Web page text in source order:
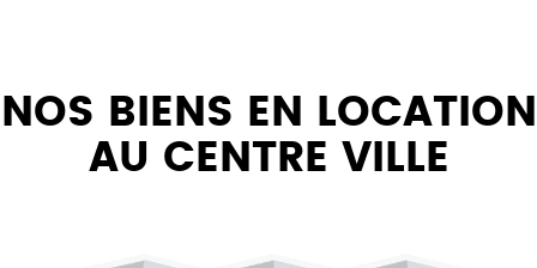
NOS BIENS EN LOCATION
AU CENTRE VILLE